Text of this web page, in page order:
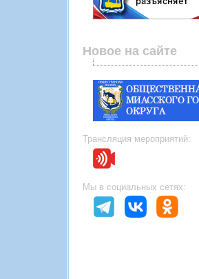
Новое на сайте
Трансляция мероприятий:
Мы в социальных сетях: